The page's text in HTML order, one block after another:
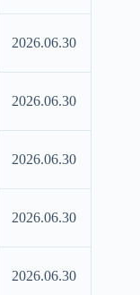
2026.06.30
2026.06.30
2026.06.30
2026.06.30
2026.06.30